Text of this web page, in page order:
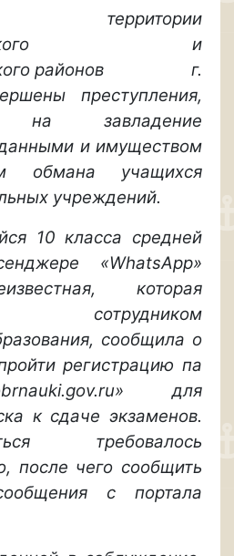
и
районов г.
преступления,
на завладение
и имуществом
обмана учащихся
учреждений.
10 класса средней
«WhatsApp»
которая
сотрудником
сообщила о
регистрацию па
для
к сдаче экзаменов.
требовалось
после чего сообщить
с портала